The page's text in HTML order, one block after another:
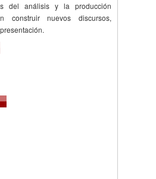
del análisis y la producción
construir nuevos discursos,